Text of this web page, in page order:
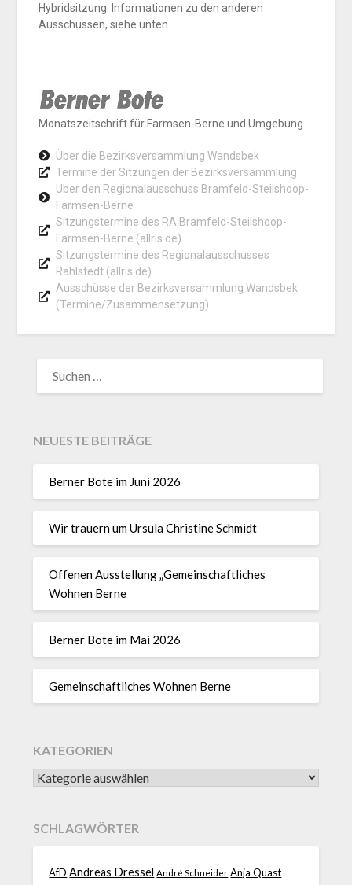
Hybridsitzung. Informationen zu den anderen
Ausschüssen, siehe unten.
Monatszeitschrift für Farmsen-Berne und Umgebung
Über die Bezirksversammlung Wandsbek
Termine der Sitzungen der Bezirksversammlung
Über den Regionalausschuss Bramfeld-Steilshoop-
Farmsen-Berne
Sitzungstermine des RA Bramfeld-Steilshoop-
Farmsen-Berne (allris.de)
Sitzungstermine des Regionalausschusses
Rahlstedt (allris.de)
Ausschüsse der Bezirksversammlung Wandsbek
(Termine/Zusammensetzung)
NEUESTE BEITRÄGE
Berner Bote im Juni 2026
Wir trauern um Ursula Christine Schmidt
Offenen Ausstellung „Gemeinschaftliches
Wohnen Berne
Berner Bote im Mai 2026
Gemeinschaftliches Wohnen Berne
KATEGORIEN
SCHLAGWÖRTER
AfD Andreas Dressel André Schneider Anja Quast